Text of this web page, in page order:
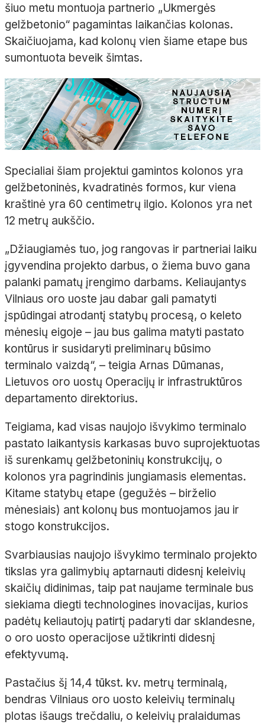
šiuo metu montuoja partnerio „Ukmergės
gelžbetonio“ pagamintas laikančias kolonas.
Skaičiuojama, kad kolonų vien šiame etape bus
sumontuota beveik šimtas.
Specialiai šiam projektui gamintos kolonos yra
gelžbetoninės, kvadratinės formos, kur viena
kraštinė yra 60 centimetrų ilgio. Kolonos yra net
12 metrų aukščio.
„Džiaugiamės tuo, jog rangovas ir partneriai laiku
įgyvendina projekto darbus, o žiema buvo gana
palanki pamatų įrengimo darbams. Keliaujantys
Vilniaus oro uoste jau dabar gali pamatyti
įspūdingai atrodantį statybų procesą, o keleto
mėnesių eigoje – jau bus galima matyti pastato
kontūrus ir susidaryti preliminarų būsimo
terminalo vaizdą“, – teigia Arnas Dūmanas,
Lietuvos oro uostų Operacijų ir infrastruktūros
departamento direktorius.
Teigiama, kad visas naujojo išvykimo terminalo
pastato laikantysis karkasas buvo suprojektuotas
iš surenkamų gelžbetoninių konstrukcijų, o
kolonos yra pagrindinis jungiamasis elementas.
Kitame statybų etape (gegužės – birželio
mėnesiais) ant kolonų bus montuojamos jau ir
stogo konstrukcijos.
Svarbiausias naujojo išvykimo terminalo projekto
tikslas yra galimybių aptarnauti didesnį keleivių
skaičių didinimas, taip pat naujame terminale bus
siekiama diegti technologines inovacijas, kurios
padėtų keliautojų patirtį padaryti dar sklandesne,
o oro uosto operacijose užtikrinti didesnį
efektyvumą.
Pastačius šį 14,4 tūkst. kv. metrų terminalą,
bendras Vilniaus oro uosto keleivių terminalų
plotas išaugs trečdaliu, o keleivių pralaidumas